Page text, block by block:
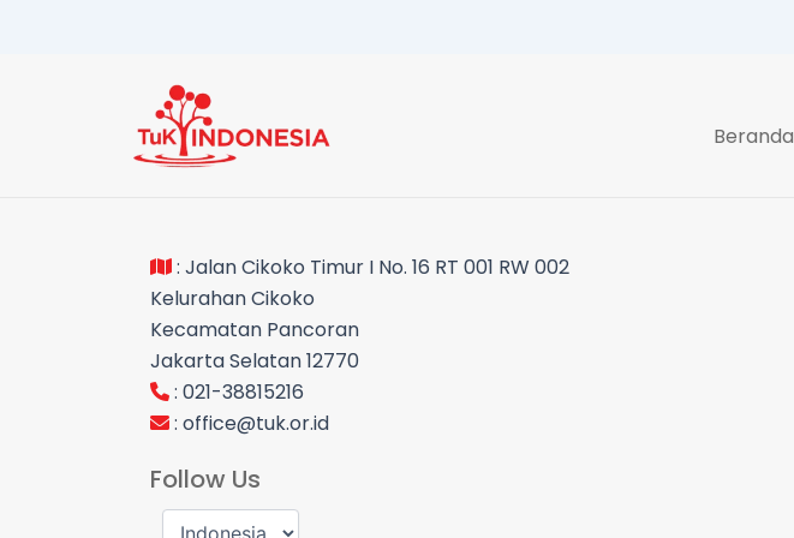
Beranda
: Jalan Cikoko Timur I No. 16 RT 001 RW 002
Kelurahan Cikoko
Kecamatan Pancoran
Jakarta Selatan 12770
: 021-38815216
: office@tuk.or.id
Follow Us